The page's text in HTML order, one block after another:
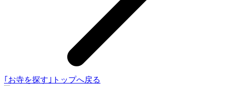
｢お寺を探す｣トップへ戻る